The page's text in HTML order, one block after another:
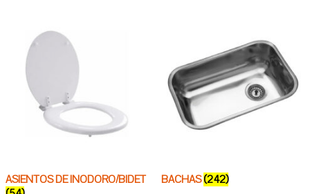
ASIENTOS DE INODORO/BIDET
BACHAS(242)